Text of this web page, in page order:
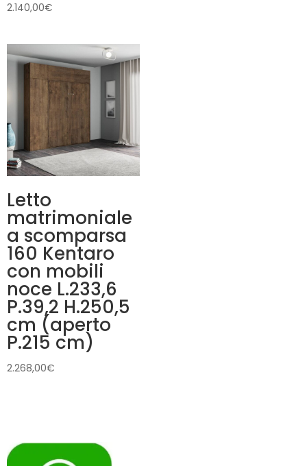
2.140,00€
Letto
matrimoniale
a scomparsa
160 Kentaro
con mobili
noce L.233,6
P.39,2 H.250,5
cm (aperto
P.215 cm)
2.268,00€